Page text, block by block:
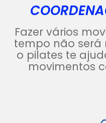
Fazer vários
tempo não será
o pilates te
movimentos